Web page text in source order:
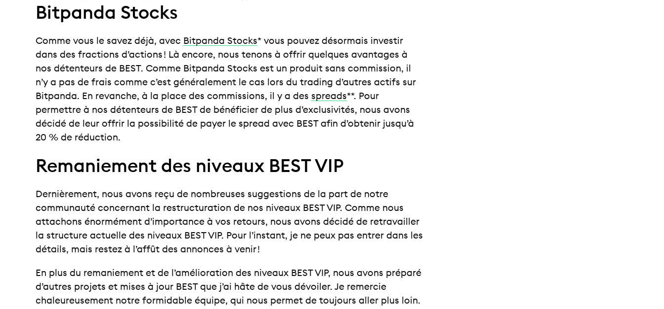
Bitpanda Stocks
Comme vous le savez déjà, avec Bitpanda Stocks* vous pouvez désormais investir
dans des fractions d’actions ! Là encore, nous tenons à offrir quelques avantages à
nos détenteurs de BEST. Comme Bitpanda Stocks est un produit sans commission, il
n’y a pas de frais comme c’est généralement le cas lors du trading d’autres actifs sur
Bitpanda. En revanche, à la place des commissions, il y a des spreads**. Pour
permettre à nos détenteurs de BEST de bénéficier de plus d’exclusivités, nous avons
décidé de leur offrir la possibilité de payer le spread avec BEST afin d’obtenir jusqu’à
20 % de réduction.
Remaniement des niveaux BEST VIP
Dernièrement, nous avons reçu de nombreuses suggestions de la part de notre
communauté concernant la restructuration de nos niveaux BEST VIP. Comme nous
attachons énormément d’importance à vos retours, nous avons décidé de retravailler
la structure actuelle des niveaux BEST VIP. Pour l’instant, je ne peux pas entrer dans les
détails, mais restez à l’affût des annonces à venir !
En plus du remaniement et de l’amélioration des niveaux BEST VIP, nous avons préparé
d’autres projets et mises à jour BEST que j’ai hâte de vous dévoiler. Je remercie
chaleureusement notre formidable équipe, qui nous permet de toujours aller plus loin.